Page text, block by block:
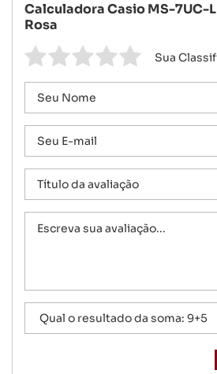
Calculadora Casio MS-7UC-
Rosa
Sua